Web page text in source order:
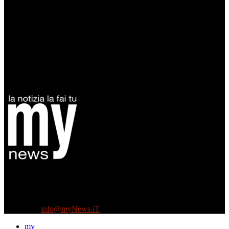
info@myNews.iT
my